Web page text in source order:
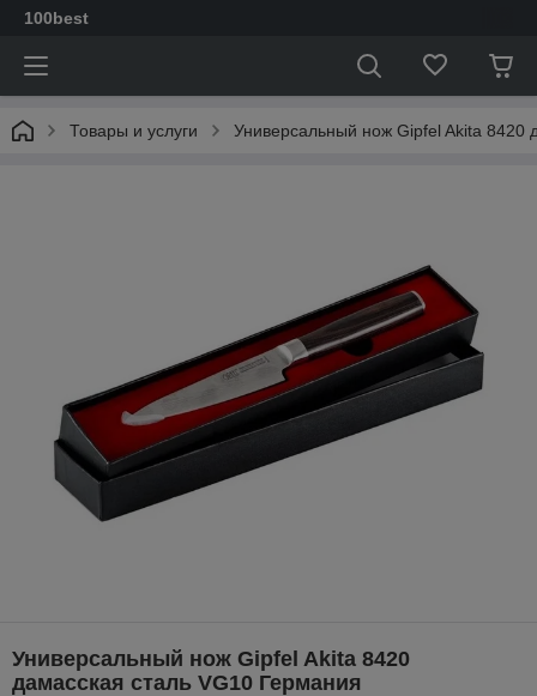
100best
Товары и услуги Универсальный нож Gipfel Akita 8420
Универсальный нож Gipfel Akita 8420
дамасская сталь VG10 Германия